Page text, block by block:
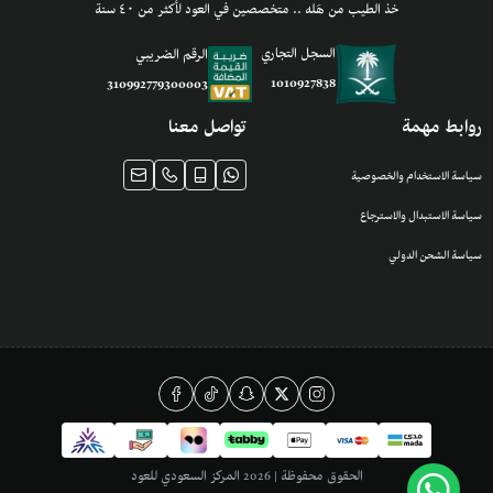
خذ الطيب من هَله .. متخصصين في العود لأكثر من ٤٠ سنة
السجل التجاري
1010927838
الرقم الضريبي
310992779300003
روابط مهمة
سياسة الاستخدام والخصوصية
سياسة الاستبدال والاسترجاع
سياسة الشحن الدولي
تواصل معنا
الحقوق محفوظة | 2026 المركز السعودي للعود